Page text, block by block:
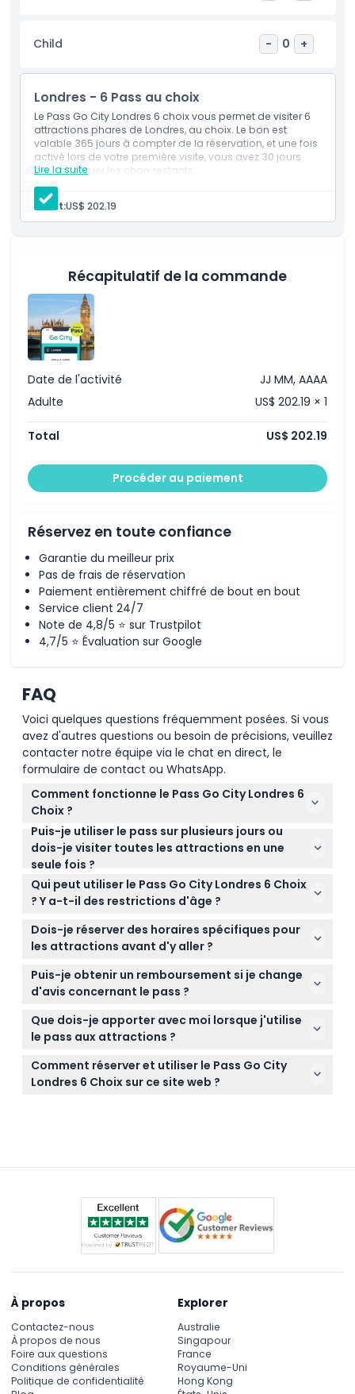
Inclus
Politique enfant/adulte
Exclus
Emplacement
Politique d'annulation
Child - 0 +
Londres - 6 Pass au choix
Le Pass Go City Londres 6 choix vous permet de visiter 6
attractions phares de Londres, au choix. Le bon est
valable 365 jours à compter de la réservation, et une fois
activé lors de votre première visite, vous avez 30 jours
pour effectuer les choix restants.
Lire la suite
Inclus
Accès à : 6 attractions parmi un choix de plus de 80
sites incontournables
Adult:US$ 202.19
Récapitulatif de la commande
Date de l'activité
JJ MM, AAAA
Adulte
US$ 202.19 × 1
Total US$ 202.19
Procéder au paiement
Réservez en toute confiance
Garantie du meilleur prix
Pas de frais de réservation
Paiement entièrement chiffré de bout en bout
Service client 24/7
Note de 4,8/5 ⭐ sur Trustpilot
4,7/5 ⭐ Évaluation sur Google
FAQ
Voici quelques questions fréquemment posées. Si vous
avez d'autres questions ou besoin de précisions, veuillez
contacter notre équipe via le chat en direct, le
formulaire de contact ou WhatsApp.
Comment fonctionne le Pass Go City Londres 6
Choix ?
Avec le Pass Go City Londres 6 Choix, vous
sélectionnez six attractions parmi plus de 80
options et vous les visitez à tout moment dans les
30 jours suivant votre première utilisation, ce qui
vous offre la flexibilité d'explorer à votre propre
Puis-je utiliser le pass sur plusieurs jours ou
dois-je visiter toutes les attractions en une
seule fois ?
Le pass est valable pendant 30 jours consécutifs à
partir de la première utilisation, vous pouvez donc
répartir vos visites des six attractions sur plusieurs
jours.
Qui peut utiliser le Pass Go City Londres 6 Choix
? Y a-t-il des restrictions d'âge ?
Les passes adultes sont valables pour les invités
âgés de 16 à 99 ans, tandis que les passes enfants
couvrent les âges de 5 à 15 ans.
Dois-je réserver des horaires spécifiques pour
les attractions avant d'y aller ?
Certaines attractions exigent une réservation
préalable ou une réservation de créneau horaire, il
est donc conseillé de vérifier et de réserver en ligne
tout créneau nécessaire lorsque vous planifiez
votre visite.
Puis-je obtenir un remboursement si je change
d'avis concernant le pass ?
Les billets pour le Pass Go City Londres 6 Choix ne
sont pas remboursables et ne peuvent pas être
annulés, alors soyez certain avant d'acheter.
Que dois-je apporter avec moi lorsque j'utilise
le pass aux attractions ?
Apportez votre pass numérique sur votre
smartphone ou une version imprimée à scanner à
Comment réserver et utiliser le Pass Go City
Londres 6 Choix sur ce site web ?
À propos
Contactez-nous
À propos de nous
Foire aux questions
Conditions générales
Politique de confidentialité
Explorer
Australie
Singapour
France
Royaume-Uni
Hong Kong